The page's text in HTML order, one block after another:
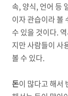
속, 양식, 언어 등
이자 관습이라 볼
수 있을 것이다.
지만 사람들이 사
볼 수 있다.
돈이 많다고 해서